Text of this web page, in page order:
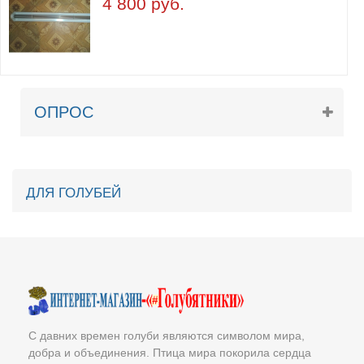
ОПРОС
ДЛЯ ГОЛУБЕЙ
С давних времен голуби являются символом мира,
добра и объединения. Птица мира покорила сердца